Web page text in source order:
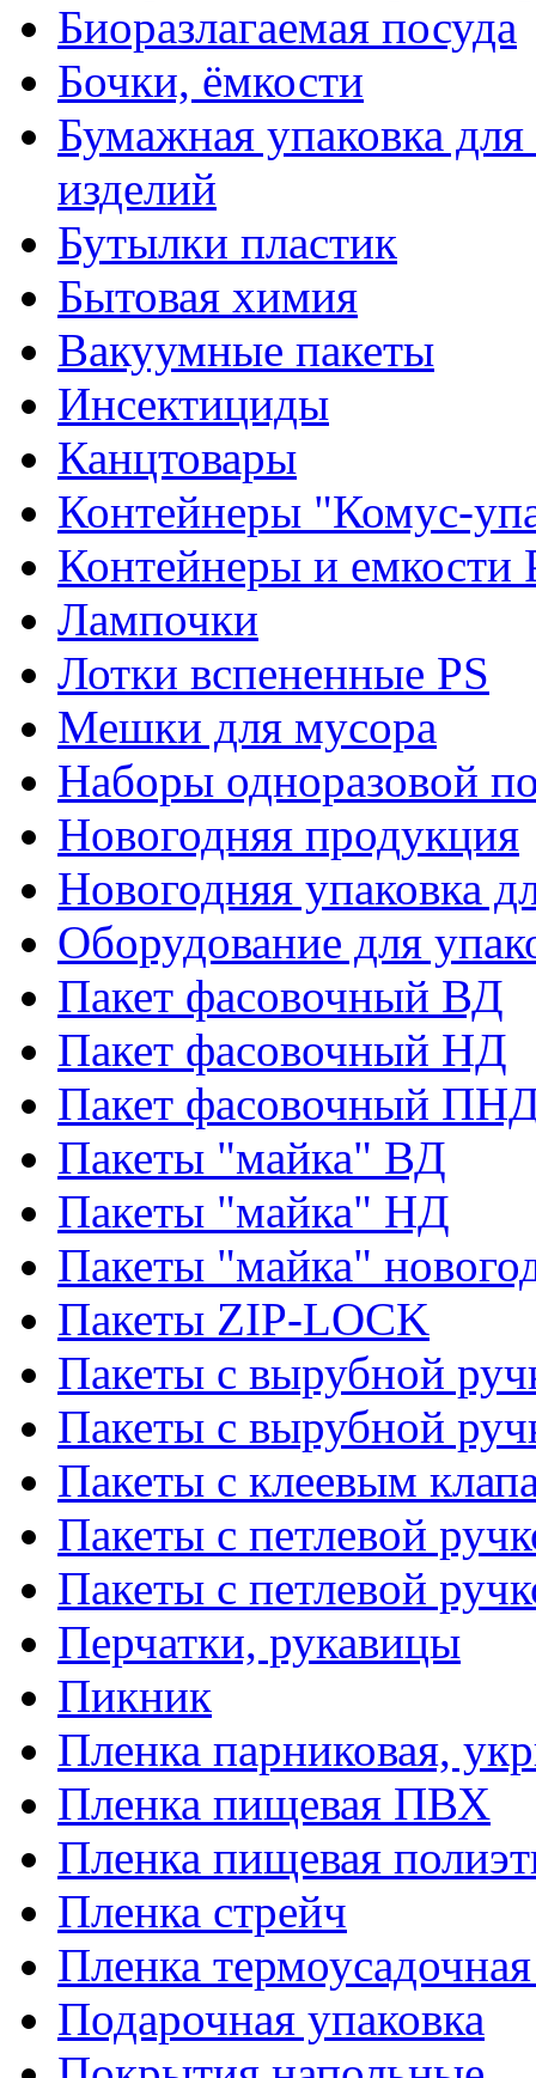
Биоразлагаемая посуда
Бочки, ёмкости
Бумажная упаковка
изделий
Бутылки пластик
Бытовая химия
Вакуумные пакеты
Инсектициды
Канцтовары
Контейнеры "Комус-
Контейнеры и емкости
Лампочки
Лотки вспененные PS
Мешки для мусора
Наборы одноразовой
Новогодняя продукция
Новогодняя упаковка
Оборудование для
Пакет фасовочный ВД
Пакет фасовочный НД
Пакет фасовочный
Пакеты "майка" ВД
Пакеты "майка" НД
Пакеты "майка"
Пакеты ZIP-LOCK
Пакеты с вырубной
Пакеты с вырубной
Пакеты с клеевым
Пакеты с петлевой
Пакеты с петлевой
Перчатки, рукавицы
Пикник
Пленка парниковая,
Пленка пищевая ПВХ
Пленка пищевая
Пленка стрейч
Пленка
Подарочная упаковка